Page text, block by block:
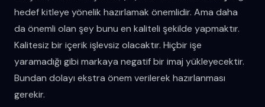
hedef kitleye yönelik hazırlamak önemlidir. Ama daha
da önemli olan şey bunu en kaliteli şekilde yapmaktır.
Kalitesiz bir içerik işlevsiz olacaktır. Hiçbir işe
yaramadığı gibi markaya negatif bir imaj yükleyecektir.
Bundan dolayı ekstra önem verilerek hazırlanması
gerekir.